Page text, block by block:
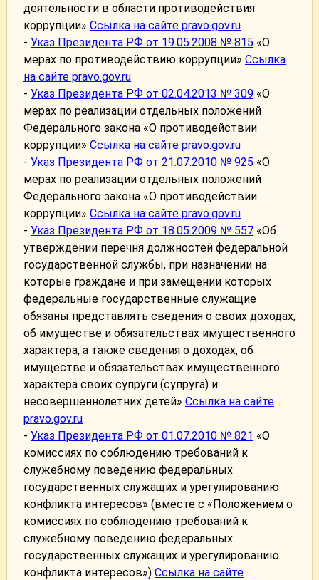
деятельности в области противодействия
коррупции» Ссылка на сайте pravo.gov.ru
- Указ Президента РФ от 19.05.2008 № 815 «О
мерах по противодействию коррупции» Ссылка
на сайте pravo.gov.ru
- Указ Президента РФ от 02.04.2013 № 309 «О
мерах по реализации отдельных положений
Федерального закона «О противодействии
коррупции» Ссылка на сайте pravo.gov.ru
- Указ Президента РФ от 21.07.2010 № 925 «О
мерах по реализации отдельных положений
Федерального закона «О противодействии
коррупции» Ссылка на сайте pravo.gov.ru
- Указ Президента РФ от 18.05.2009 № 557 «Об
утверждении перечня должностей федеральной
государственной службы, при назначении на
которые граждане и при замещении которых
федеральные государственные служащие
обязаны представлять сведения о своих доходах,
об имуществе и обязательствах имущественного
характера, а также сведения о доходах, об
имуществе и обязательствах имущественного
характера своих супруги (супруга) и
несовершеннолетних детей» Ссылка на сайте
pravo.gov.ru
- Указ Президента РФ от 01.07.2010 № 821 «О
комиссиях по соблюдению требований к
служебному поведению федеральных
государственных служащих и урегулированию
конфликта интересов» (вместе с «Положением о
комиссиях по соблюдению требований к
служебному поведению федеральных
государственных служащих и урегулированию
конфликта интересов») Ссылка на сайте